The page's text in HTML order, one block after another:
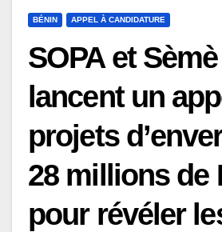
BÉNIN APPEL À CANDIDATURE
SOPA et
lancent un
projets
28 millions de
pour révéler